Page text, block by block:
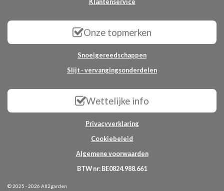
Klantenservice
Onze topmerken
Snoeigereedschappen
Slijt - vervangingsonderdelen
Wettelijke info
Privacyverklaring
Cookiebeleid
Algemene voorwaarden
BTW nr: BE0824.988.661
© 2025 - 2026 All2garden